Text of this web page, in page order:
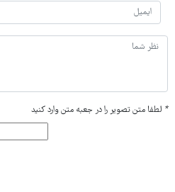
* لطفا متن تصویر را در جعبه متن وارد کنید